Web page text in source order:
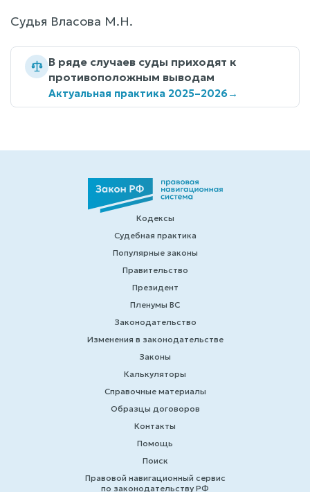
Судья Власова М.Н.
В ряде случаев суды приходят к
противоположным выводам
Актуальная практика 2025–2026→
Кодексы
Судебная практика
Популярные законы
Правительство
Президент
Пленумы ВС
Законодательство
Изменения в законодательстве
Законы
Калькуляторы
Справочные материалы
Образцы договоров
Контакты
Помощь
Поиск
Правовой навигационный сервис
по законодательству РФ